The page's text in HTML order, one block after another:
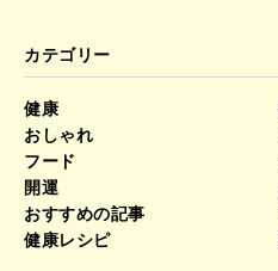
カテゴリー
健康
おしゃれ
フード
開運
おすすめの記事
健康レシピ